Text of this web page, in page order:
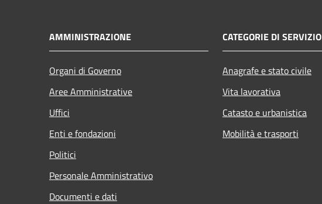
AMMINISTRAZIONE
Organi di Governo
Aree Amministrative
Uffici
Enti e fondazioni
Politici
Personale Amministrativo
Documenti e dati
CATEGORIE DI SERVIZIO
Anagrafe e stato civile
Vita lavorativa
Catasto e urbanistica
Mobilità e trasporti